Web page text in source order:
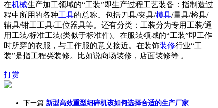
在机械生产加工领域的“工装”即生产过程工艺装备：指制造过
程中所用的各种工具的总称。包括刀具/夹具/模具/量具/检具/
辅具/钳工工具/工位器具等。还有分类：工装分为专用工装/通
用工装/标准工装(类似于标准件)。在服装领域的“工装”即工作
时所穿的衣服，与工作服的意义接近。在装饰装修行业“工
装”是指工程类装修。比如说商场装修，店面装修等 。
打赏
下一篇:新型高效重型细碎机该如何选择合适的生产厂家